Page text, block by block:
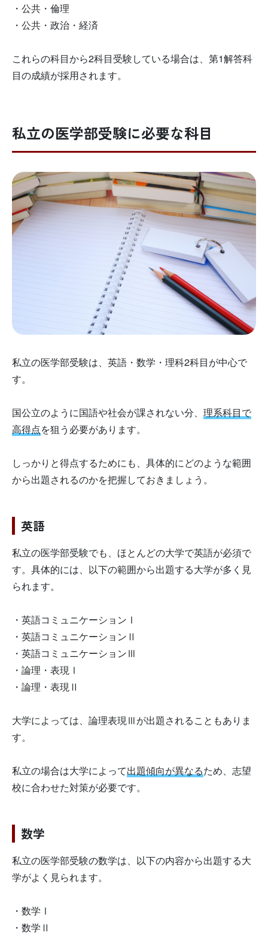
・公共・倫理
・公共・政治・経済
これらの科目から2科目受験している場合は、第1解答科
目の成績が採用されます。
私立の医学部受験に必要な科目
私立の医学部受験は、英語・数学・理科2科目が中心で
す。
国公立のように国語や社会が課されない分、 理系科目で
高得点を狙う必要があります。
しっかりと得点するためにも、具体的にどのような範囲
から出題されるのかを把握しておきましょう。
英語
私立の医学部受験でも、ほとんどの大学で英語が必須で
す。具体的には、以下の範囲から出題する大学が多く見
られます。
・英語コミュニケーションⅠ
・英語コミュニケーションⅡ
・英語コミュニケーションⅢ
・論理・表現Ⅰ
・論理・表現Ⅱ
大学によっては、論理表現Ⅲが出題されることもありま
す。
私立の場合は大学によって出題傾向が異なるため、志望
校に合わせた対策が必要です。
数学
私立の医学部受験の数学は、以下の内容から出題する大
学がよく見られます。
・数学Ⅰ
・数学Ⅱ